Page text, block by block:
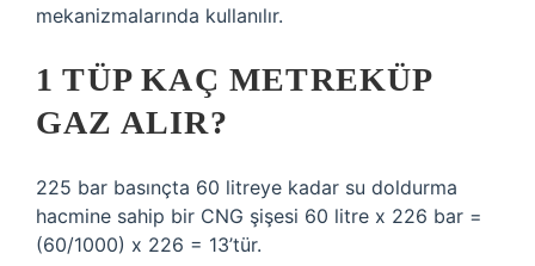
mekanizmalarında kullanılır.
1 TÜP KAÇ METREKÜP
GAZ ALIR?
225 bar basınçta 60 litreye kadar su doldurma
hacmine sahip bir CNG şişesi 60 litre x 226 bar =
(60/1000) x 226 = 13’tür.